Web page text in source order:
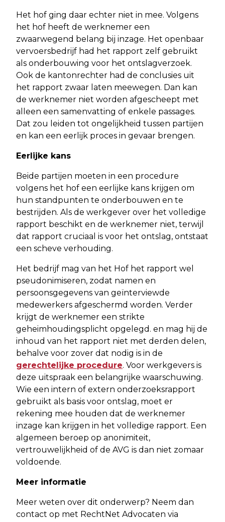
Het hof ging daar echter niet in mee. Volgens
het hof heeft de werknemer een
zwaarwegend belang bij inzage. Het openbaar
vervoersbedrijf had het rapport zelf gebruikt
als onderbouwing voor het ontslagverzoek.
Ook de kantonrechter had de conclusies uit
het rapport zwaar laten meewegen. Dan kan
de werknemer niet worden afgescheept met
alleen een samenvatting of enkele passages.
Dat zou leiden tot ongelijkheid tussen partijen
en kan een eerlijk proces in gevaar brengen.
Eerlijke kans
Beide partijen moeten in een procedure
volgens het hof een eerlijke kans krijgen om
hun standpunten te onderbouwen en te
bestrijden. Als de werkgever over het volledige
rapport beschikt en de werknemer niet, terwijl
dat rapport cruciaal is voor het ontslag, ontstaat
een scheve verhouding.
Het bedrijf mag van het Hof het rapport wel
pseudonimiseren, zodat namen en
persoonsgegevens van geïnterviewde
medewerkers afgeschermd worden. Verder
krijgt de werknemer een strikte
geheimhoudingsplicht opgelegd. en mag hij de
inhoud van het rapport niet met derden delen,
behalve voor zover dat nodig is in de
gerechtelijke procedure. Voor werkgevers is
deze uitspraak een belangrijke waarschuwing.
Wie een intern of extern onderzoeksrapport
gebruikt als basis voor ontslag, moet er
rekening mee houden dat de werknemer
inzage kan krijgen in het volledige rapport. Een
algemeen beroep op anonimiteit,
vertrouwelijkheid of de AVG is dan niet zomaar
voldoende.
Meer informatie
Meer weten over dit onderwerp? Neem dan
contact op met RechtNet Advocaten via